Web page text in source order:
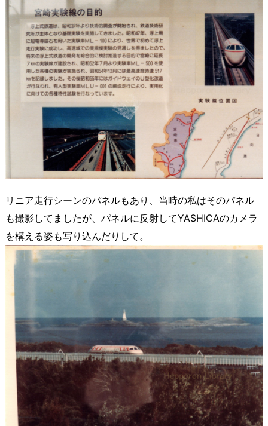
リニア走行シーンのパネルもあり、当時の私はそのパネル
も撮影してましたが、パネルに反射してYASHICAのカメラ
を構える姿も写り込んだりして。